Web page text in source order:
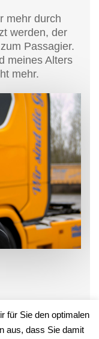
mehr durch
werden, der
Passagier.
meines Alters
mehr.
für Sie den optimalen
aus, dass Sie damit